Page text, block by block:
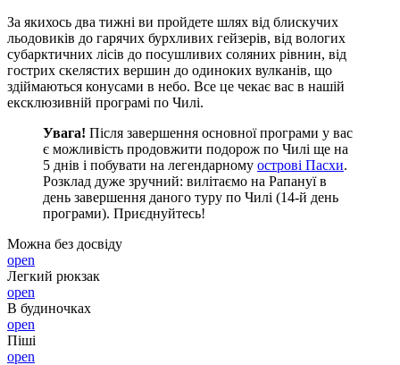
За якихось два тижні ви пройдете шлях від блискучих
льодовиків до гарячих бурхливих гейзерів, від вологих
субарктичних лісів до посушливих соляних рівнин, від
гострих скелястих вершин до одиноких вулканів, що
здіймаються конусами в небо. Все це чекає вас в нашій
ексклюзивній програмі по Чилі.
Увага! Після завершення основної програми у вас
є можливість продовжити подорож по Чилі ще на
5 днів і побувати на легендарному острові Пасхи.
Розклад дуже зручний: вилітаємо на Рапануї в
день завершення даного туру по Чилі (14-й день
програми). Приєднуйтесь!
Можна без досвіду
open
Легкий рюкзак
open
В будиночках
open
Піші
open